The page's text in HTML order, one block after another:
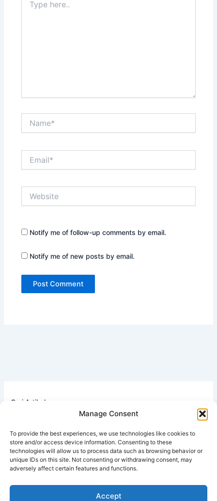
Manage Consent
To provide the best experiences, we use technologies like cookies to
store and/or access device information. Consenting to these
technologies will allow us to process data such as browsing behavior or
unique IDs on this site. Not consenting or withdrawing consent, may
adversely affect certain features and functions.
Accept
here..
Notify me of follow-up comments by email.
Notify me of new posts by email.
Cari Artikel
Search
Hati-Hati Penipuan di Internet! Panduan Cerdas Memilih
Mengapa Produk Bima Berkualitas Tinggi Buatan Pabrik